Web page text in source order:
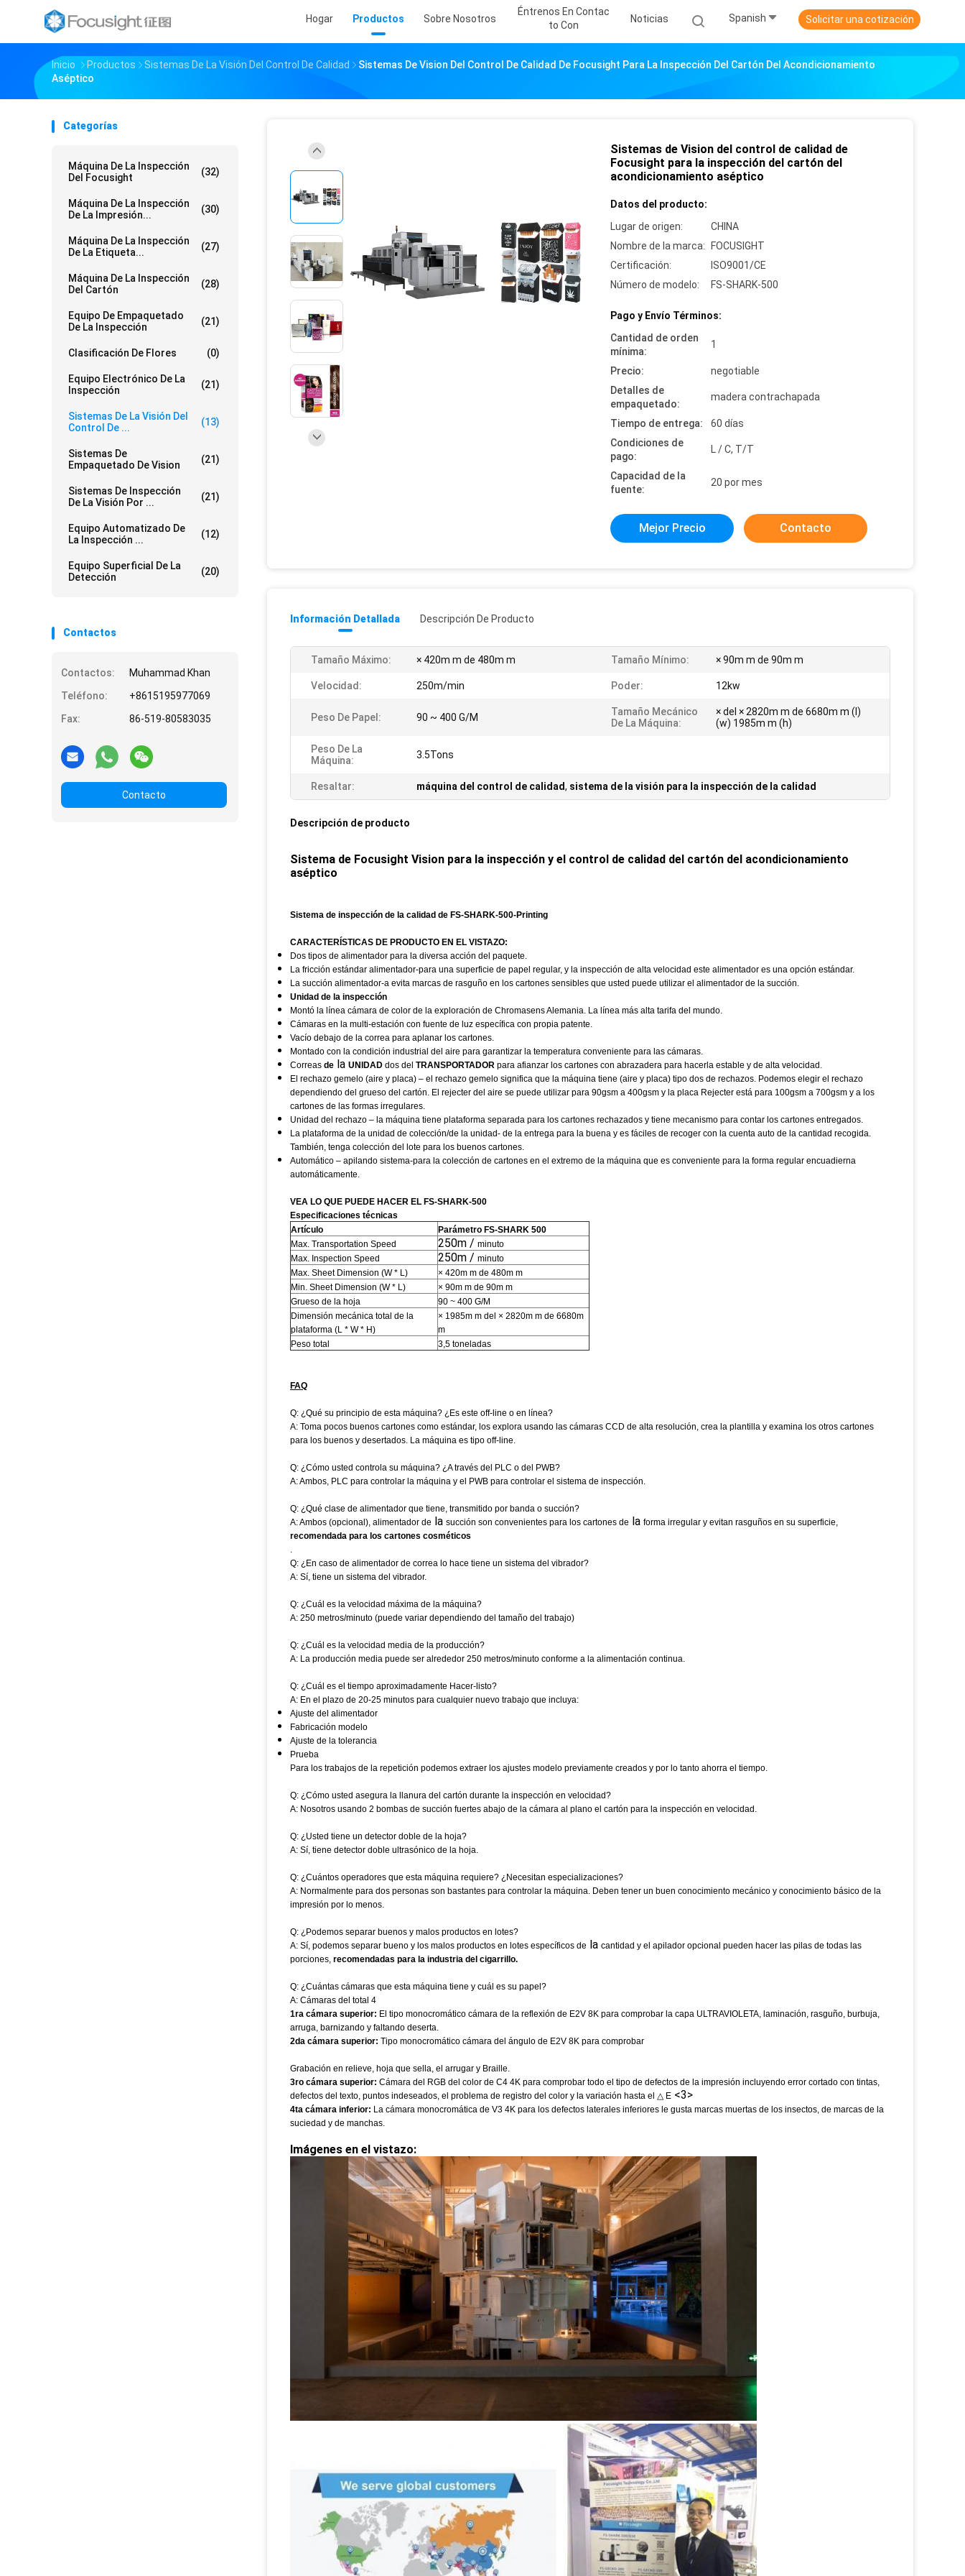
Hogar Productos Sobre Nosotros
Éntrenos En Contac
To Con
Noticias Spanish Solicitar una cotización
Inicio Productos Sistemas De La Visión Del Control De Calidad
Sistemas De Vision Del Control De Calidad De Focusight Para La Inspección Del Cartón Del Acondicionamiento
Aséptico
Categorías
Máquina De La Inspección
Del Focusight
(32)
Máquina De La Inspección
De La Impresión...
(30)
Máquina De La Inspección
De La Etiqueta...
(27)
Máquina De La Inspección
Del Cartón
(28)
Equipo De Empaquetado
De La Inspección
(21)
Clasificación De Flores (0)
Equipo Electrónico De La
Inspección
(21)
Sistemas De La Visión Del
Control De ...
(13)
Sistemas De
Empaquetado De Vision
(21)
Sistemas De Inspección
De La Visión Por ...
(21)
Equipo Automatizado De
La Inspección ...
(12)
Equipo Superficial De La
Detección
(20)
Contactos
Contactos:
Muhammad Khan
Teléfono:
+8615195977069
Fax:
86-519-80583035
Contacto
Sistemas de Vision del control de calidad de
Focusight para la inspección del cartón del
acondicionamiento aséptico
Datos del producto:
Lugar de origen:
CHINA
Nombre de la marca:
FOCUSIGHT
Certificación:
ISO9001/CE
Número de modelo:
FS-SHARK-500
Pago y Envío Términos:
Cantidad de orden
mínima:
1
Precio:
negotiable
Detalles de
empaquetado:
madera contrachapada
Tiempo de entrega:
60 días
Condiciones de
pago:
L / C, T/T
Capacidad de la
fuente:
20 por mes
Mejor Precio Contacto
Información Detallada Descripción De Producto
Tamaño Máximo: × 420m m de 480m m Tamaño Mínimo: × 90m m de 90m m
Velocidad: 250m/min Poder: 12kw
Peso De Papel: 90 ~ 400 G/M
Tamaño Mecánico
De La Máquina:
× del × 2820m m de 6680m m (l)
(w) 1985m m (h)
Peso De La
Máquina:
3.5Tons
Resaltar: máquina del control de calidad, sistema de la visión para la inspección de la calidad
Descripción de producto
Sistema de Focusight Vision para la inspección y el control de calidad del cartón del acondicionamiento
aséptico
Sistema de inspección de la calidad de FS-SHARK-500-Printing
CARACTERÍSTICAS DE PRODUCTO EN EL VISTAZO:
Dos tipos de alimentador para la diversa acción del paquete.
La fricción estándar alimentador-para una superficie de papel regular, y la inspección de alta velocidad este alimentador es una opción estándar.
La succión alimentador-a evita marcas de rasguño en los cartones sensibles que usted puede utilizar el alimentador de la succión.
Unidad de la inspección
Montó la línea cámara de color de la exploración de Chromasens Alemania. La línea más alta tarifa del mundo.
Cámaras en la multi-estación con fuente de luz específica con propia patente.
Vacío debajo de la correa para aplanar los cartones.
Montado con la condición industrial del aire para garantizar la temperatura conveniente para las cámaras.
Correas de la UNIDAD dos del TRANSPORTADOR para afianzar los cartones con abrazadera para hacerla estable y de alta velocidad.
El rechazo gemelo (aire y placa) – el rechazo gemelo significa que la máquina tiene (aire y placa) tipo dos de rechazos. Podemos elegir el rechazo
dependiendo del grueso del cartón. El rejecter del aire se puede utilizar para 90gsm a 400gsm y la placa Rejecter está para 100gsm a 700gsm y a los
cartones de las formas irregulares.
Unidad del rechazo – la máquina tiene plataforma separada para los cartones rechazados y tiene mecanismo para contar los cartones entregados.
La plataforma de la unidad de colección/de la unidad- de la entrega para la buena y es fáciles de recoger con la cuenta auto de la cantidad recogida.
También, tenga colección del lote para los buenos cartones.
Automático – apilando sistema-para la colección de cartones en el extremo de la máquina que es conveniente para la forma regular encuadierna
automáticamente.
VEA LO QUE PUEDE HACER EL FS-SHARK-500
Especificaciones técnicas
Artículo
Parámetro FS-SHARK 500
Max. Transportation Speed
250m / minuto
Max. Inspection Speed
250m / minuto
Max. Sheet Dimension (W * L)
× 420m m de 480m m
Min. Sheet Dimension (W * L)
× 90m m de 90m m
Grueso de la hoja
90 ~ 400 G/M
Dimensión mecánica total de la
plataforma (L * W * H)
× 1985m m del × 2820m m de 6680m
m
Peso total
3,5 toneladas
FAQ
Q: ¿Qué su principio de esta máquina? ¿Es este off-line o en línea?
A: Toma pocos buenos cartones como estándar, los explora usando las cámaras CCD de alta resolución, crea la plantilla y examina los otros cartones
para los buenos y desertados. La máquina es tipo off-line.
Q: ¿Cómo usted controla su máquina? ¿A través del PLC o del PWB?
A: Ambos, PLC para controlar la máquina y el PWB para controlar el sistema de inspección.
Q: ¿Qué clase de alimentador que tiene, transmitido por banda o succión?
A: Ambos (opcional), alimentador de la succión son convenientes para los cartones de la forma irregular y evitan rasguños en su superficie,
recomendada para los cartones cosméticos
.
Q: ¿En caso de alimentador de correa lo hace tiene un sistema del vibrador?
A: Sí, tiene un sistema del vibrador.
Q: ¿Cuál es la velocidad máxima de la máquina?
A: 250 metros/minuto (puede variar dependiendo del tamaño del trabajo)
Q: ¿Cuál es la velocidad media de la producción?
A: La producción media puede ser alrededor 250 metros/minuto conforme a la alimentación continua.
Q: ¿Cuál es el tiempo aproximadamente Hacer-listo?
A: En el plazo de 20-25 minutos para cualquier nuevo trabajo que incluya:
Ajuste del alimentador
Fabricación modelo
Ajuste de la tolerancia
Prueba
Para los trabajos de la repetición podemos extraer los ajustes modelo previamente creados y por lo tanto ahorra el tiempo.
Q: ¿Cómo usted asegura la llanura del cartón durante la inspección en velocidad?
A: Nosotros usando 2 bombas de succión fuertes abajo de la cámara al plano el cartón para la inspección en velocidad.
Q: ¿Usted tiene un detector doble de la hoja?
A: Sí, tiene detector doble ultrasónico de la hoja.
Q: ¿Cuántos operadores que esta máquina requiere? ¿Necesitan especializaciones?
A: Normalmente para dos personas son bastantes para controlar la máquina. Deben tener un buen conocimiento mecánico y conocimiento básico de la
impresión por lo menos.
Q: ¿Podemos separar buenos y malos productos en lotes?
A: Sí, podemos separar bueno y los malos productos en lotes específicos de la cantidad y el apilador opcional pueden hacer las pilas de todas las
porciones, recomendadas para la industria del cigarrillo.
Q: ¿Cuántas cámaras que esta máquina tiene y cuál es su papel?
A: Cámaras del total 4
1ra cámara superior: El tipo monocromático cámara de la reflexión de E2V 8K para comprobar la capa ULTRAVIOLETA, laminación, rasguño, burbuja,
arruga, barnizando y faltando deserta.
2da cámara superior: Tipo monocromático cámara del ángulo de E2V 8K para comprobar
Grabación en relieve, hoja que sella, el arrugar y Braille.
3ro cámara superior: Cámara del RGB del color de C4 4K para comprobar todo el tipo de defectos de la impresión incluyendo error cortado con tintas,
defectos del texto, puntos indeseados, el problema de registro del color y la variación hasta el △ E <3>
4ta cámara inferior: La cámara monocromática de V3 4K para los defectos laterales inferiores le gusta marcas muertas de los insectos, de marcas de la
suciedad y de manchas.
Imágenes en el vistazo: